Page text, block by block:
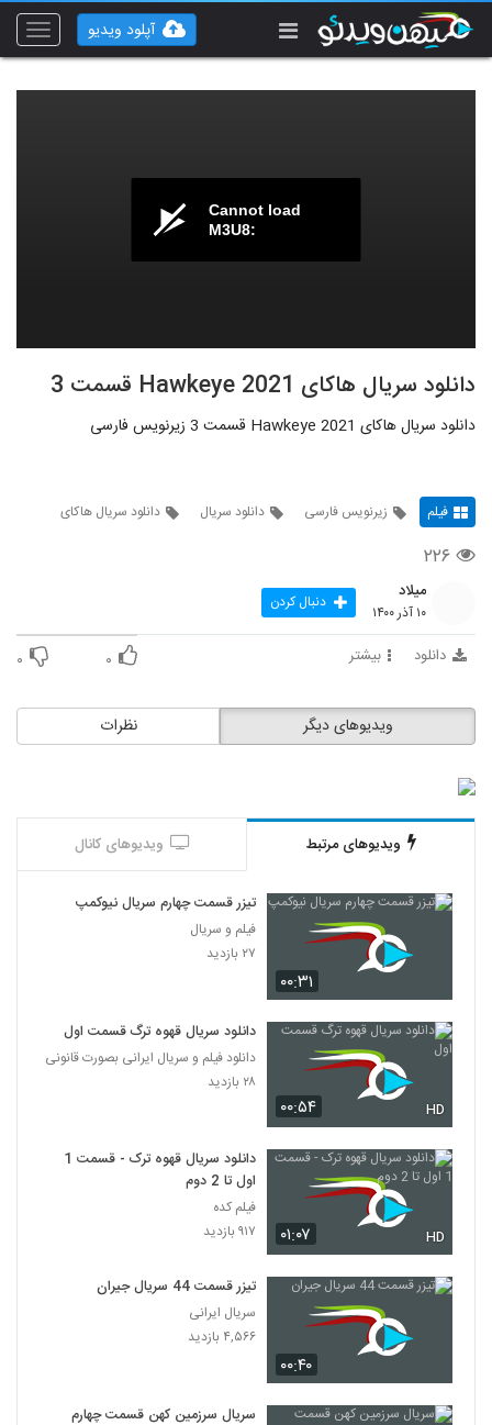
Toggle
آپلود ویدیو
Cannot load
M3U8:
دانلود سریال هاکای Hawkeye 2021 قسمت 3
دانلود سریال هاکای Hawkeye 2021 قسمت 3 زیرنویس فارسی
فیلم زیرنویس فارسی دانلود سریال دانلود سریال هاکای
۲۲۶
میلاد
۱۰ آذر ۱۴۰۰ دنبال کردن
دانلود بیشتر ۰ ۰
نظرات ویدیوهای دیگر
ویدیوهای مرتبط ویدیوهای کانال
۰۰:۳۱
تیزر قسمت چهارم سریال نیوکمپ
فیلم و سریال
۲۷ بازدید
۰۰:۵۴ HD
دانلود سریال قهوه ترگ قسمت اول
دانلود فیلم و سریال ایرانی بصورت قانونی
۲۸ بازدید
۰۱:۰۷ HD
دانلود سریال قهوه ترک - قسمت 1
اول تا 2 دوم
فیلم کده
۹۱۷ بازدید
۰۰:۴۰
تیزر قسمت 44 سریال جیران
سریال ایرانی
۴,۵۶۶ بازدید
سریال سرزمین کهن قسمت چهارم